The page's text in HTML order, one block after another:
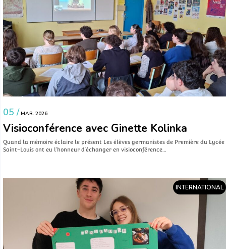
05 / MAR. 2026
Visioconférence avec Ginette Kolinka
Quand la mémoire éclaire le présent Les élèves germanistes de Première du Lycée
Saint-Louis ont eu l’honneur d’échanger en visioconférence…
INTERNATIONAL